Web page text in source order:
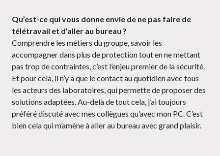
Qu’est-ce qui vous donne envie de ne pas faire de
télétravail et d’aller au bureau ?
Comprendre les métiers du groupe, savoir les
accompagner dans plus de protection tout en ne mettant
pas trop de contraintes, c’est l’enjeu premier de la sécurité.
Et pour cela, il n’y a que le contact au quotidien avec tous
les acteurs des laboratoires, qui permette de proposer des
solutions adaptées. Au-delà de tout cela, j’ai toujours
préféré discuté avec mes collègues qu’avec mon PC. C’est
bien cela qui m’amène à aller au bureau avec grand plaisir.